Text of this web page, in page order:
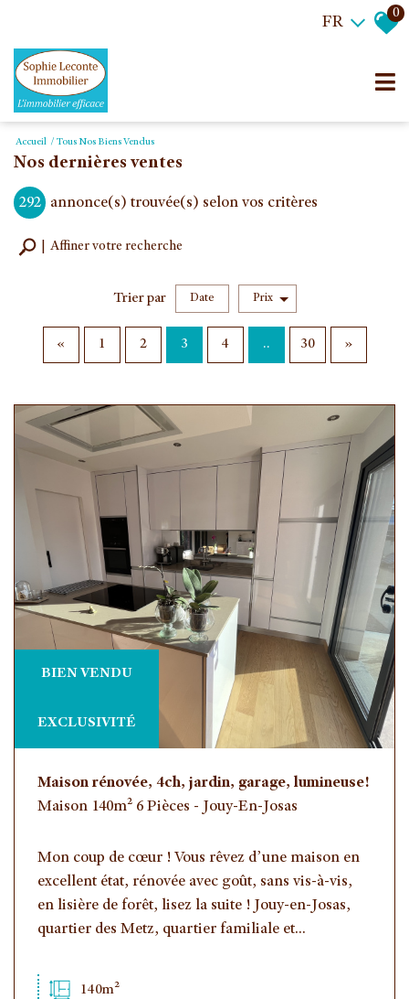
FR
0
Accueil Tous Nos Biens Vendus
Nos dernières ventes
292 annonce(s) trouvée(s) selon vos critères
Affiner votre recherche
5KM 10KM 25KM
Piscine Parking Terrasse
RECHERCHER
+ de critéres +
Trier par Date Prix
« 1 2 3 4 .. 30 »
BIEN VENDU
EXCLUSIVITÉ
Maison rénovée, 4ch, jardin, garage, lumineuse!
Maison 140m² 6 Pièces - Jouy-En-Josas
Mon coup de cœur ! Vous rêvez d’une maison en
excellent état, rénovée avec goût, sans vis-à-vis,
en lisière de forêt, lisez la suite ! Jouy-en-Josas,
quartier des Metz, quartier familiale et...
140m²